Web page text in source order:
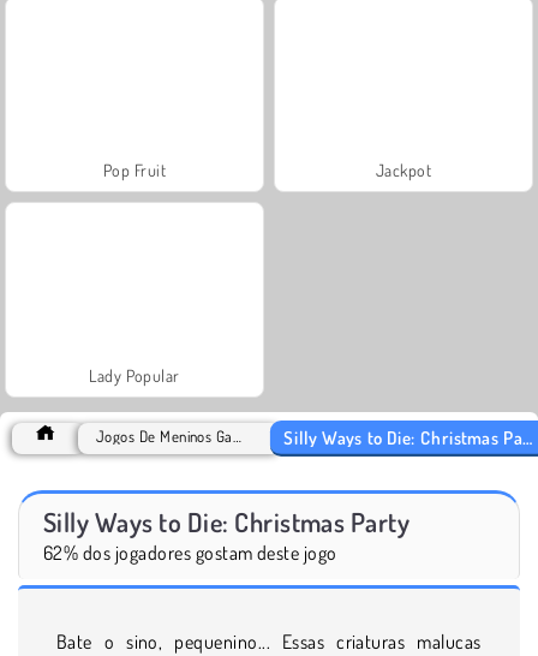
Pop Fruit Jackpot
Lady Popular
Silly Ways to Die: Christmas Party
62% dos jogadores gostam deste jogo
Bate o sino, pequenino... Essas criaturas malucas